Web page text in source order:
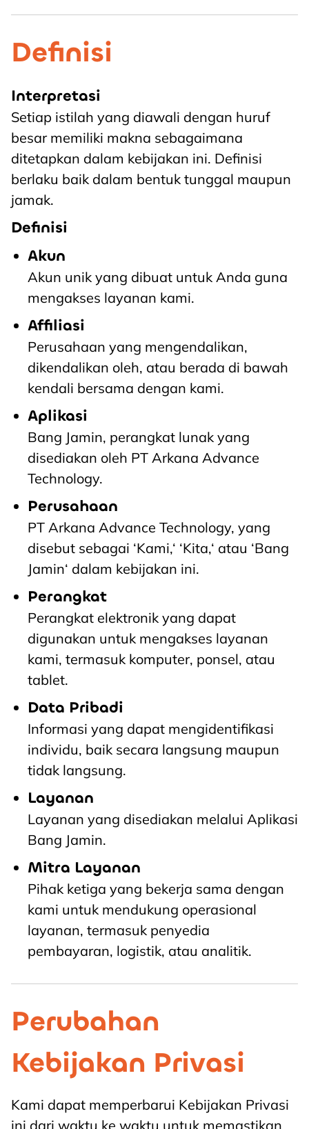
Definisi
Interpretasi
Setiap istilah yang diawali dengan huruf
besar memiliki makna sebagaimana
ditetapkan dalam kebijakan ini. Definisi
berlaku baik dalam bentuk tunggal maupun
jamak.
Definisi
Akun
Akun unik yang dibuat untuk Anda guna
mengakses layanan kami.
Affiliasi
Perusahaan yang mengendalikan,
dikendalikan oleh, atau berada di bawah
kendali bersama dengan kami.
Aplikasi
Bang Jamin, perangkat lunak yang
disediakan oleh PT Arkana Advance
Technology.
Perusahaan
PT Arkana Advance Technology, yang
disebut sebagai ‘Kami,‘ ‘Kita,‘ atau ‘Bang
Jamin‘ dalam kebijakan ini.
Perangkat
Perangkat elektronik yang dapat
digunakan untuk mengakses layanan
kami, termasuk komputer, ponsel, atau
tablet.
Data Pribadi
Informasi yang dapat mengidentifikasi
individu, baik secara langsung maupun
tidak langsung.
Layanan
Layanan yang disediakan melalui Aplikasi
Bang Jamin.
Mitra Layanan
Pihak ketiga yang bekerja sama dengan
kami untuk mendukung operasional
layanan, termasuk penyedia
pembayaran, logistik, atau analitik.
Perubahan
Kebijakan Privasi
Kami dapat memperbarui Kebijakan Privasi
ini dari waktu ke waktu untuk memastikan